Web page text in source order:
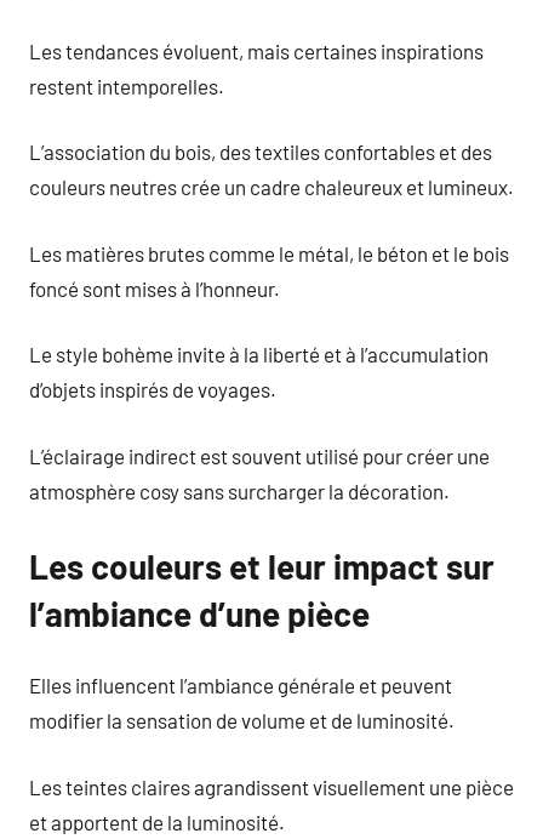
Les tendances évoluent, mais certaines inspirations
restent intemporelles.
L’association du bois, des textiles confortables et des
couleurs neutres crée un cadre chaleureux et lumineux.
Les matières brutes comme le métal, le béton et le bois
foncé sont mises à l’honneur.
Le style bohème invite à la liberté et à l’accumulation
d’objets inspirés de voyages.
L’éclairage indirect est souvent utilisé pour créer une
atmosphère cosy sans surcharger la décoration.
Les couleurs et leur impact sur
l’ambiance d’une pièce
Elles influencent l’ambiance générale et peuvent
modifier la sensation de volume et de luminosité.
Les teintes claires agrandissent visuellement une pièce
et apportent de la luminosité.